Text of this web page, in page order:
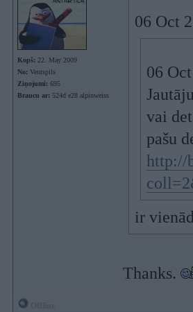
Kopš: 22. May 2009
No: Ventspils
Ziņojumi: 695
Braucu ar: 524d e28 alpinweiss
06 Oct
06
vai
pašu
http://
ir
Thanks.